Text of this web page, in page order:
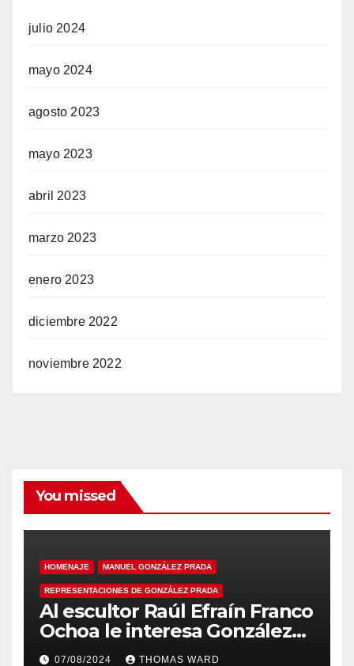
julio 2024
mayo 2024
agosto 2023
mayo 2023
abril 2023
marzo 2023
enero 2023
diciembre 2022
noviembre 2022
You missed
HOMENAJE MANUEL GONZÁLEZ PRADA
REPRESENTACIONES DE GONZÁLEZ PRADA
Al escultor Raúl Efraín Franco
Ochoa le interesa González
Prada
07/08/2024 THOMAS WARD